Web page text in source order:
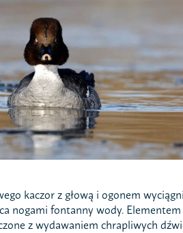
kaczor z głową i ogonem
nogami fontanny wody.
z wydawaniem chrapliwych